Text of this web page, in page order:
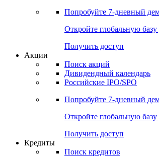
Попробуйте 7-дневный
Откройте глобальную
Получить доступ
Акции
Поиск акций
Дивидендный календарь
Российские IPO/SPO
Попробуйте 7-дневный
Откройте глобальную
Получить доступ
Кредиты
Поиск кредитов